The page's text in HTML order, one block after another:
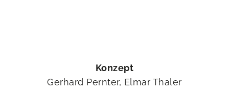
Konzept
Gerhard Pernter, Elmar Thaler